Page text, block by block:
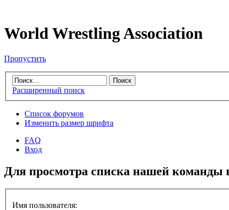
World Wrestling Association
Пропустить
Расширенный поиск
Список форумов
Изменить размер шрифта
FAQ
Вход
Для просмотра списка нашей
Имя пользователя: